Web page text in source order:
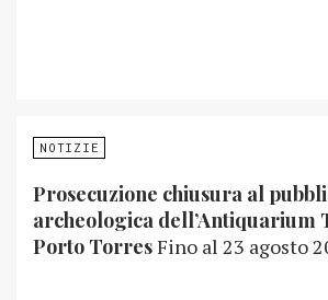
NOTIZIE
Prosecuzione chiusura al
archeologica dell’Antiquarium
Porto TorresFino al 23 agosto